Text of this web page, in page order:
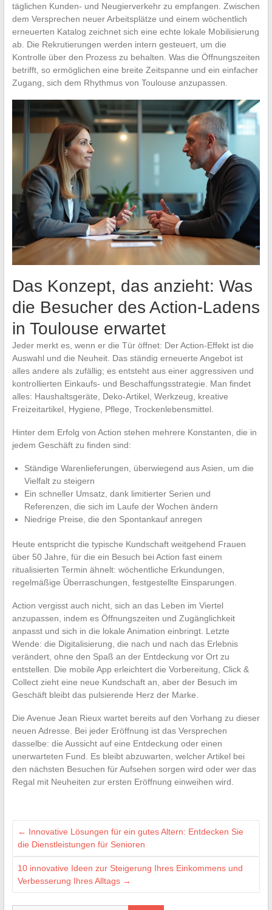
täglichen Kunden- und Neugierverkehr zu empfangen. Zwischen
dem Versprechen neuer Arbeitsplätze und einem wöchentlich
erneuerten Katalog zeichnet sich eine echte lokale Mobilisierung
ab. Die Rekrutierungen werden intern gesteuert, um die
Kontrolle über den Prozess zu behalten. Was die Öffnungszeiten
betrifft, so ermöglichen eine breite Zeitspanne und ein einfacher
Zugang, sich dem Rhythmus von Toulouse anzupassen.
Das Konzept, das anzieht: Was
die Besucher des Action-Ladens
in Toulouse erwartet
Jeder merkt es, wenn er die Tür öffnet: Der Action-Effekt ist die
Auswahl und die Neuheit. Das ständig erneuerte Angebot ist
alles andere als zufällig; es entsteht aus einer aggressiven und
kontrollierten Einkaufs- und Beschaffungsstrategie. Man findet
alles: Haushaltsgeräte, Deko-Artikel, Werkzeug, kreative
Freizeitartikel, Hygiene, Pflege, Trockenlebensmittel.
Hinter dem Erfolg von Action stehen mehrere Konstanten, die in
jedem Geschäft zu finden sind:
Ständige Warenlieferungen, überwiegend aus Asien, um die
Vielfalt zu steigern
Ein schneller Umsatz, dank limitierter Serien und
Referenzen, die sich im Laufe der Wochen ändern
Niedrige Preise, die den Spontankauf anregen
Heute entspricht die typische Kundschaft weitgehend Frauen
über 50 Jahre, für die ein Besuch bei Action fast einem
ritualisierten Termin ähnelt: wöchentliche Erkundungen,
regelmäßige Überraschungen, festgestellte Einsparungen.
Action vergisst auch nicht, sich an das Leben im Viertel
anzupassen, indem es Öffnungszeiten und Zugänglichkeit
anpasst und sich in die lokale Animation einbringt. Letzte
Wende: die Digitalisierung, die nach und nach das Erlebnis
verändert, ohne den Spaß an der Entdeckung vor Ort zu
entstellen. Die mobile App erleichtert die Vorbereitung, Click &
Collect zieht eine neue Kundschaft an, aber der Besuch im
Geschäft bleibt das pulsierende Herz der Marke.
Die Avenue Jean Rieux wartet bereits auf den Vorhang zu dieser
neuen Adresse. Bei jeder Eröffnung ist das Versprechen
dasselbe: die Aussicht auf eine Entdeckung oder einen
unerwarteten Fund. Es bleibt abzuwarten, welcher Artikel bei
den nächsten Besuchen für Aufsehen sorgen wird oder wer das
Regal mit Neuheiten zur ersten Eröffnung einweihen wird.
← Innovative Lösungen für ein gutes Altern: Entdecken Sie
die Dienstleistungen für Senioren
10 innovative Ideen zur Steigerung Ihres Einkommens und
Verbesserung Ihres Alltags →